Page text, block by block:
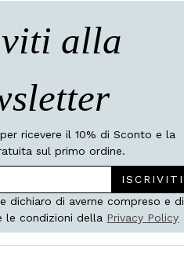
alla
ricevere il 10% di Sconto e la
sul primo ordine.
ISCRIVITI
dichiaro di averne compreso e di
le condizioni della Privacy Policy